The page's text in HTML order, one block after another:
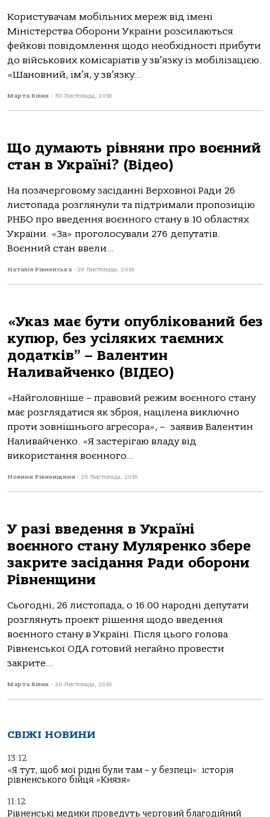
Користувачам мобільних мереж від імені
Міністерства Оборони України розсилаються
фейкові повідомлення щодо необхідності прибути
до військових комісаріатів у зв’язку із мобілізацією.
«Шановний, ім’я, у зв’язку...
Марта Білик - 30 Листопада, 2018
Що думають рівняни про воєнний
стан в Україні? (Відео)
На позачерговому засіданні Верховної Ради 26
листопада розглянули та підтримали пропозицію
РНБО про введення воєнного стану в 10 областях
України. «За» проголосували 276 депутатів.
Воєнний стан ввели...
Наталія Рівненська - 29 Листопада, 2018
«Указ має бути опублікований без
купюр, без усіляких таємних
додатків” – Валентин
Наливайченко (ВІДЕО)
«Найголовніше – правовий режим воєнного стану
має розглядатися як зброя, націлена виключно
проти зовнішнього агресора», – заявив Валентин
Наливайченко. «Я застерігаю владу від
використання воєнного...
Новини Рівненщини - 26 Листопада, 2018
У разі введення в Україні
воєнного стану Муляренко збере
закрите засідання Ради оборони
Рівненщини
Сьогодні, 26 листопада, о 16.00 народні депутати
розглянуть проект рішення щодо введення
воєнного стану в Україні. Після цього голова
Рівненської ОДА готовий негайно провести
закрите...
Марта Білик - 26 Листопада, 2018
СВІЖІ НОВИНИ
13:12
«Я тут, щоб мої рідні були там – у безпеці»: історія
рівненського бійця «Князя»
11:12
Рівненські медики проведуть черговий благодійний